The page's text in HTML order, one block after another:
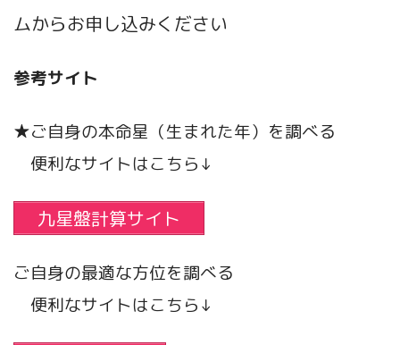
ムからお申し込みください
参考サイト
★ご自身の本命星（生まれた年）を調べる
便利なサイトはこちら↓
九星盤計算サイト
ご自身の最適な方位を調べる
便利なサイトはこちら↓